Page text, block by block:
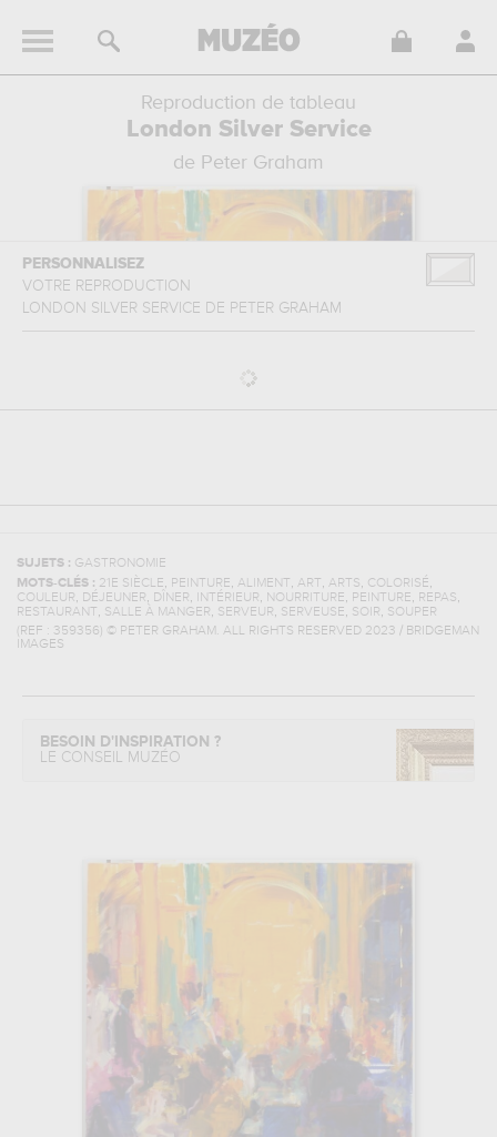
Reproduction de tableau
London Silver Service
de Peter Graham
PERSONNALISEZ
VOTRE REPRODUCTION
LONDON SILVER SERVICE DE PETER GRAHAM
SUJETS : GASTRONOMIE
MOTS-CLÉS : 21E SIÈCLE, PEINTURE, ALIMENT, ART, ARTS, COLORISÉ,
COULEUR, DÉJEUNER, DÎNER, INTÉRIEUR, NOURRITURE, PEINTURE, REPAS,
RESTAURANT, SALLE À MANGER, SERVEUR, SERVEUSE, SOIR, SOUPER
(REF : 359356) © PETER GRAHAM. ALL RIGHTS RESERVED 2023 / BRIDGEMAN
IMAGES
BESOIN D'INSPIRATION ?
LE CONSEIL MUZÉO